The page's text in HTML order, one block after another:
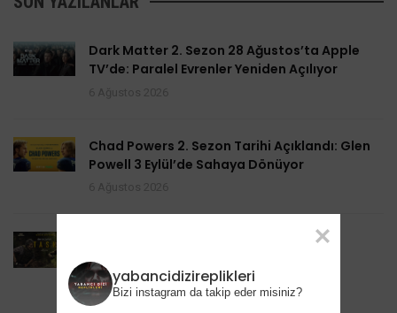
Dark Matter 2. Sezon 28 Ağustos’ta Apple
TV’de: Paralel Evrenler Yeniden Açılıyor
Chad Powers 2. Sezon Tarihi Açıklandı: Glen
Powell 3 Eylül’de Sahaya Dönüyor
Task 2. Sezona Yenilendi: Mark Ruffalo
HBO’nun Suç Dramanına Geri Dönüyor
6 Ağustos 2026
yabancidizireplikleri
Bizi instagram da takip eder misiniz?